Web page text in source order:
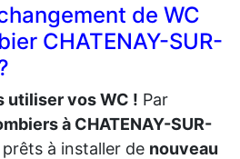
de WC
CHATENAY-SUR-
utiliser vos WC ! Par
à CHATENAY-SUR-
à installer de nouveau